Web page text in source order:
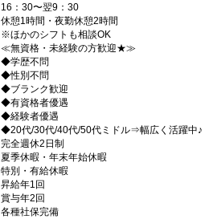
16：30〜翌9：30
休憩1時間・夜勤休憩2時間
※ほかのシフトも相談OK
≪無資格・未経験の方歓迎★≫
◆学歴不問
◆性別不問
◆ブランク歓迎
◆有資格者優遇
◆経験者優遇
◆20代/30代/40代/50代ミドル⇒幅広く活躍中♪
完全週休2日制
夏季休暇・年末年始休暇
特別・有給休暇
昇給年1回
賞与年2回
各種社保完備